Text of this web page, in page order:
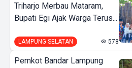
Triharjo Merbau Mataram,
Bupati Egi Ajak Warga Terus...
LAMPUNG SELATAN 578
Pemkot Bandar Lampung